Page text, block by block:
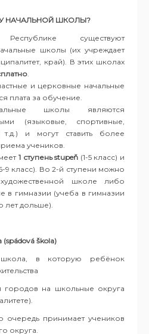
НАЧАЛЬНОЙ ШКОЛЫ?
существуют
школы (их учреждает
край). В этих школах
.
и церковные начальные
плата за обучение.
школы являются
(языковые, спортивные,
т.д.) и могут ставить более
учеников.
1ступень stupeň (1-5 класс) и
9 класс). Во 2-й ступени можно
школе либо
в гимназии (учеба в гимназии
лет дольше).
škola)
школа, в которую ребёнок
городов на школьные округа
очередь принимает учеников
округа.